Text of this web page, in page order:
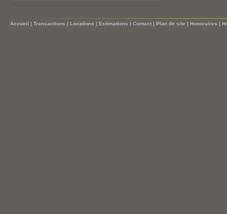
Accueil | Transactions | Locations | Estimations | Contact | Plan de site | Honoraires |